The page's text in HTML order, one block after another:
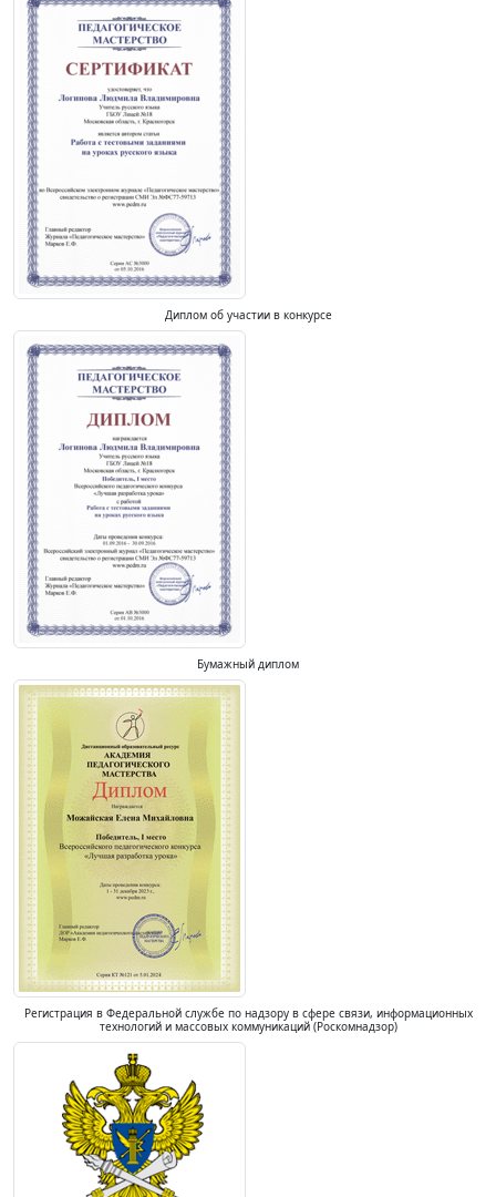
Диплом об участии в конкурсе
Бумажный диплом
Регистрация в Федеральной службе по надзору в сфере связи, информационных
технологий и массовых коммуникаций (Роскомнадзор)